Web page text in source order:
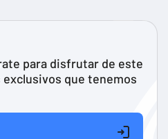
para disfrutar de este
que tenemos